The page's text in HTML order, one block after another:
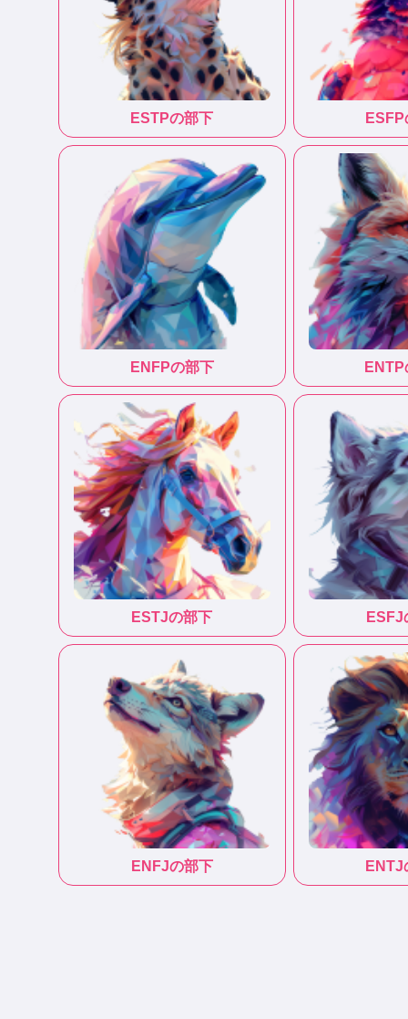
ESTPの部下 ESFP
ENFPの部下 ENTP
ESTJの部下 ESFJ
ENFJの部下 ENTJ